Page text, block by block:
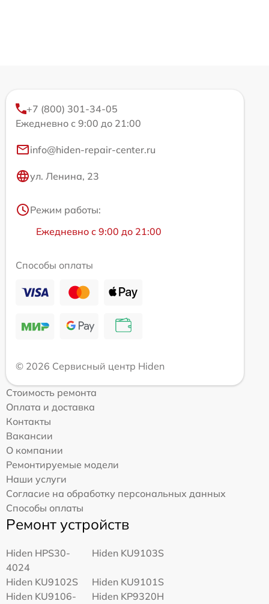
+7 (800) 301-34-05
Ежедневно с 9:00 до 21:00
info@hiden-repair-center.ru
ул. Ленина, 23
Режим работы:
Ежедневно с 9:00 до 21:00
Способы оплаты
© 2026 Сервисный центр Hiden
Стоимость ремонта
Оплата и доставка
Контакты
Вакансии
О компании
Ремонтируемые модели
Наши услуги
Согласие на обработку персональных данных
Способы оплаты
Ремонт устройств
Hiden HPS30-
4024
Hiden KU9103S
Hiden KU9102S
Hiden KU9101S
Hiden KU9106-
Hiden KP9320H